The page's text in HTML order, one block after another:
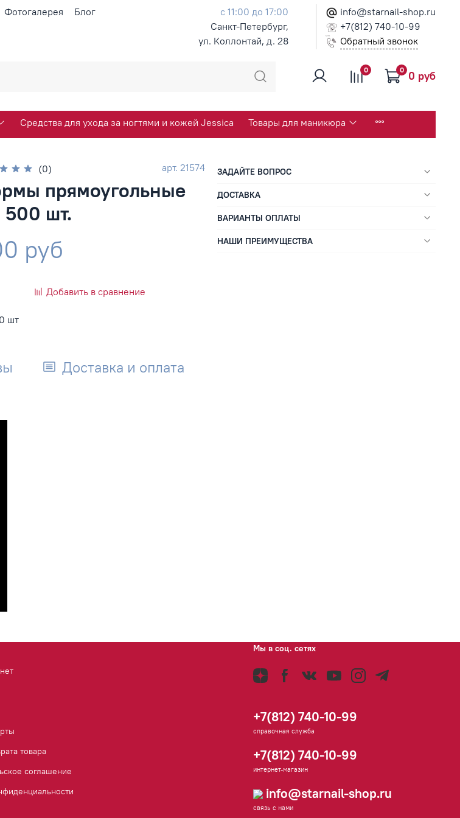
Фотогалерея Блог
с 11:00 до 17:00
Санкт-Петербург,
ул. Коллонтай, д. 28
info@starnail-shop.ru
+7(812) 740-10-99
Обратный звонок
0 0 0 руб
Средства для ухода за ногтями и кожей Jessica Товары для маникюра
(0) арт. 21574
прямоугольные
500 шт.
руб
Добавить в сравнение
ЗАДАЙТЕ ВОПРОС
ДОСТАВКА
ВАРИАНТЫ ОПЛАТЫ
НАШИ ПРЕИМУЩЕСТВА
шт
Доставка и оплата
товара
соглашение
Мы в соц. сетях
+7(812) 740-10-99
справочная служба
+7(812) 740-10-99
интернет-магазин
info@starnail-shop.ru
связь с нами